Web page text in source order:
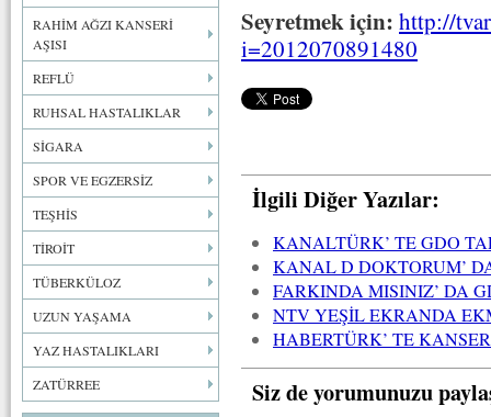
RAHİM AĞZI KANSERİ
AŞISI
REFLÜ
RUHSAL HASTALIKLAR
SİGARA
SPOR VE EGZERSİZ
TEŞHİS
TİROİT
TÜBERKÜLOZ
UZUN YAŞAMA
YAZ HASTALIKLARI
ZATÜRREE
Seyretmek için: http://
i=2012070891480
İlgili Diğer Yazılar:
KANALTÜRK’ TE GDO
KANAL D DOKTORUM’
FARKINDA MISINIZ’ DA
NTV YEŞİL EKRANDA
HABERTÜRK’ TE
Siz de yorumunuzu